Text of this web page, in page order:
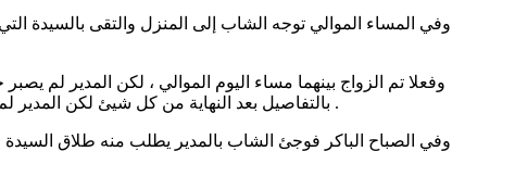
وفي المساء الموالي توجه الشاب إلى المنزل والتقى بالسيدة
وفعلا تم الزواج بينهما مساء اليوم الموالي ، لكن المدير لم
بالتفاصيل بعد النهاية من كل شيئ لكن المدير لم يفلح في دخول المنزل بعد احتيال السيدة على الفتحات .
وفي الصباح الباكر فوجئ الشاب بالمدير يطلب منه طلاق